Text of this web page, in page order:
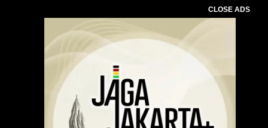
CLOSE ADS